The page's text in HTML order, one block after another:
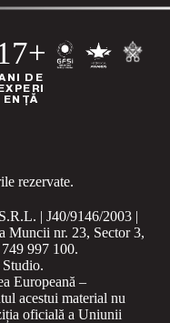
DE
ENȚĂ
rezervate.
| J40/9146/2003 |
Muncii nr. 23, Sector 3,
997 100.
.
Europeană –
acestui material nu
oficială a Uniunii